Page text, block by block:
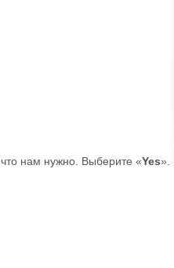
что нам нужно. Выберите «Yes».